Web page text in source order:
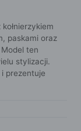
paskami oraz
ten
stylizacji.
prezentuje